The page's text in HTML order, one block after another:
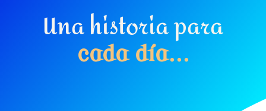
Una historia para
cada día...